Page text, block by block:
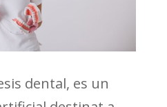
dental, es un